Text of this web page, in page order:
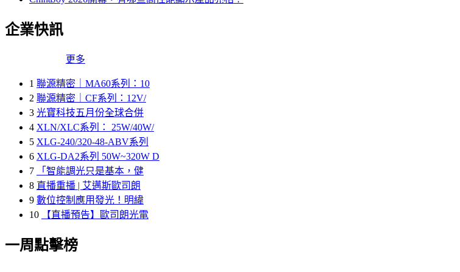
企業快訊
更多
1 聯源精密｜MA60系列：10
2 聯源精密｜CF系列：12V/
3 光寶科技五月份全球合併
4 XLN/XLC系列： 25W/40W/
5 XLG-240/320-48-ABV系列
6 XLG-DA2系列 50W~320W D
7
「智能調光只是基本，健
8 直播重播 | 艾邁斯歐司朗
9 數位控制應用發光！明緯
10
【直播預告】歐司朗光電
一周點擊榜